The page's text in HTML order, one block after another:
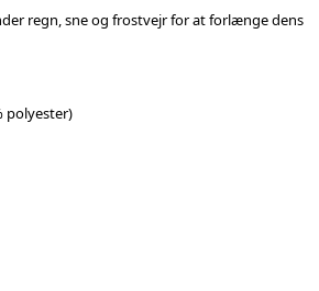
regn, sne og frostvejr for at forlænge dens
polyester)